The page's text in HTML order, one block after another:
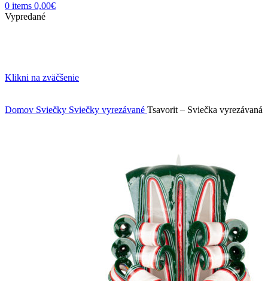
0 items 0,00€
Vypredané
Klikni na zväčšenie
Domov Sviečky Sviečky vyrezávané Tsavorit – Sviečka vyrezávaná